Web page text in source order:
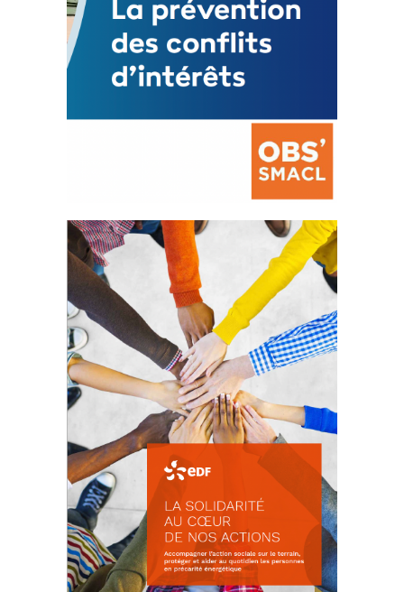
La prévention des conflits
d’intérêts
18 septembre 2023
FEUILLETER